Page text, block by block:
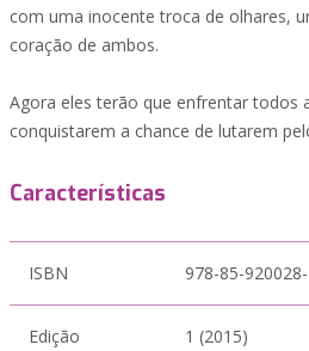
com uma inocente troca de olhares,
coração de ambos.
Agora eles terão que enfrentar todos
conquistarem a chance de lutarem
Características
ISBN 978-85-
Edição 1 (2015)